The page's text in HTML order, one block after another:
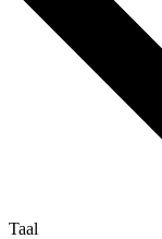
Taal